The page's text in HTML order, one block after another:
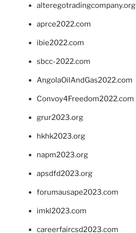
alteregotradingcompany.org
aprce2022.com
ibie2022.com
sbcc-2022.com
AngolaOilAndGas2022.com
Convoy4Freedom2022.com
grur2023.org
hkhk2023.org
napm2023.org
apsdfd2023.org
forumausape2023.com
imkl2023.com
careerfaircsd2023.com